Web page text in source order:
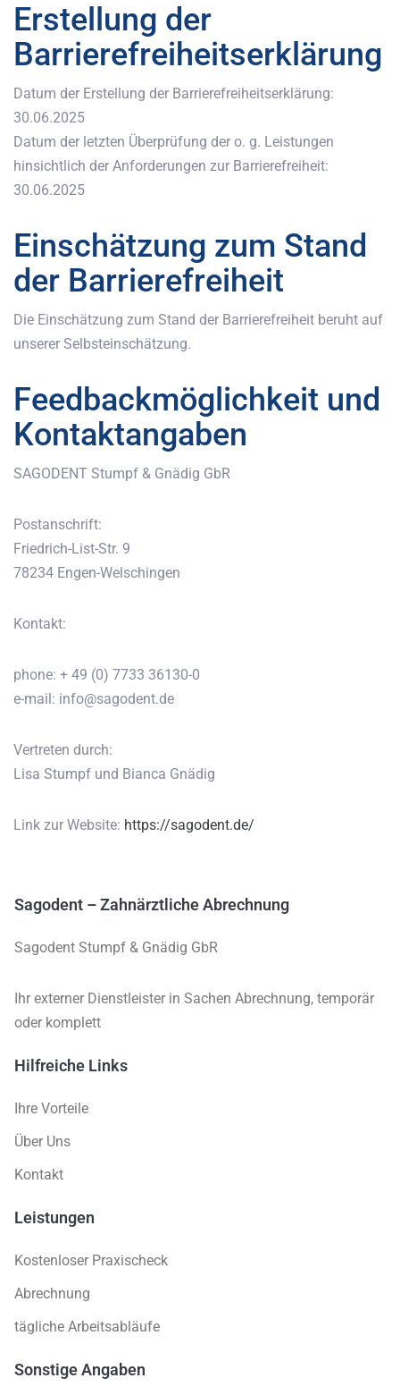
Erstellung der
Barrierefreiheitserklärung
Datum der Erstellung der Barrierefreiheitserklärung:
30.06.2025
Datum der letzten Überprüfung der o. g. Leistungen
hinsichtlich der Anforderungen zur Barrierefreiheit:
30.06.2025
Einschätzung zum Stand
der Barrierefreiheit
Die Einschätzung zum Stand der Barrierefreiheit beruht auf
unserer Selbsteinschätzung.
Feedbackmöglichkeit und
Kontaktangaben
SAGODENT Stumpf & Gnädig GbR
Postanschrift:
Friedrich-List-Str. 9
78234 Engen-Welschingen
Kontakt:
phone: + 49 (0) 7733 36130-0
e-mail: info@sagodent.de
Vertreten durch:
Lisa Stumpf und Bianca Gnädig
Link zur Website: https://sagodent.de/
Sagodent – Zahnärztliche Abrechnung
Sagodent Stumpf & Gnädig GbR
Ihr externer Dienstleister in Sachen Abrechnung, temporär
oder komplett
Hilfreiche Links
Ihre Vorteile
Über Uns
Kontakt
Leistungen
Kostenloser Praxischeck
Abrechnung
tägliche Arbeitsabläufe
Sonstige Angaben